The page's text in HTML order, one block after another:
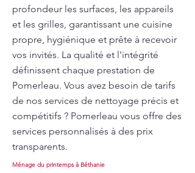
profondeur les surfaces, les appareils
et les grilles, garantissant une cuisine
propre, hygiénique et prête à recevoir
vos invités. La qualité et l'intégrité
définissent chaque prestation de
Pomerleau. Vous avez besoin de tarifs
de nos services de nettoyage précis et
compétitifs ? Pomerleau vous offre des
services personnalisés à des prix
transparents.
Ménage du printemps à Béthanie